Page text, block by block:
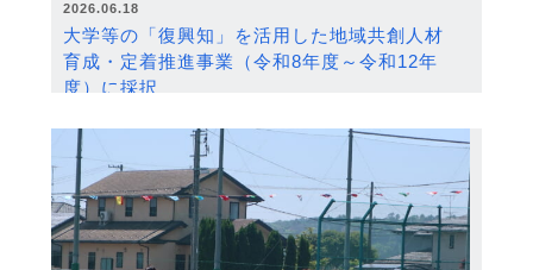
2026.06.18
大学等の「復興知」を活用した地域共創人材
育成・定着推進事業（令和8年度～令和12年
度）に採択